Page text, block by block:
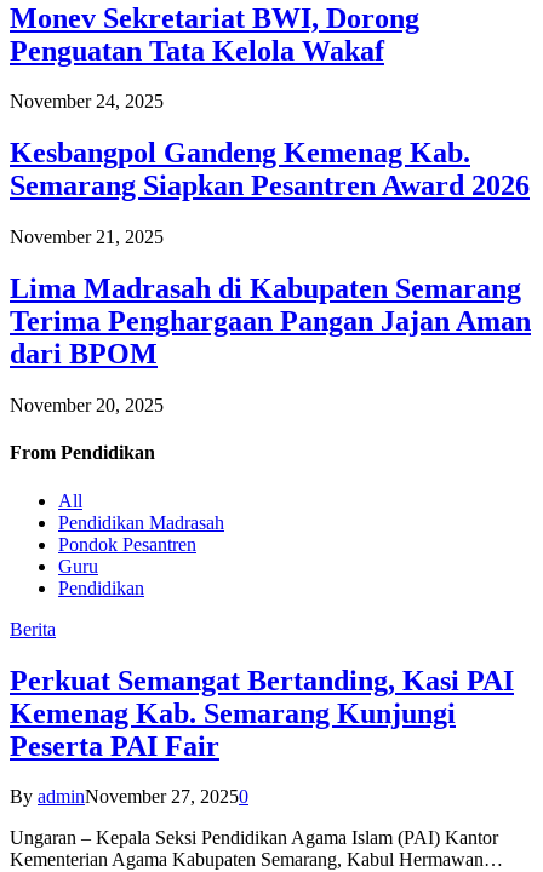
Monev Sekretariat BWI, Dorong
Penguatan Tata Kelola Wakaf
November 24, 2025
Kesbangpol Gandeng Kemenag Kab.
Semarang Siapkan Pesantren Award 2026
November 21, 2025
Lima Madrasah di Kabupaten Semarang
Terima Penghargaan Pangan Jajan Aman
dari BPOM
November 20, 2025
From Pendidikan
All
Pendidikan Madrasah
Pondok Pesantren
Guru
Pendidikan
Berita
Perkuat Semangat Bertanding, Kasi PAI
Kemenag Kab. Semarang Kunjungi
Peserta PAI Fair
By adminNovember 27, 20250
Ungaran – Kepala Seksi Pendidikan Agama Islam (PAI) Kantor
Kementerian Agama Kabupaten Semarang, Kabul Hermawan…